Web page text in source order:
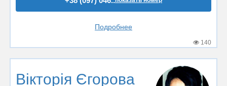
Подробнее
140
Вікторія Єгорова